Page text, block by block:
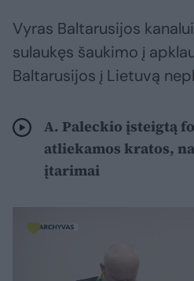
Vyras Baltarusijos
sulaukęs šaukimo į
Baltarusijos į Lietuvą
A. Paleckio įsteigtą
atliekamos kratos,
įtarimai